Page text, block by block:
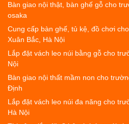
Bàn giao nội thật, bàn ghế gỗ cho
osaka
Cung cấp bàn ghế, tủ kệ, đồ chơi
Xuân Bắc, Hà Nội
Lắp đặt vách leo núi bằng gỗ cho
Nội
Bàn giao nội thất mầm non cho
Định
Lắp đặt vách leo núi đa năng cho
Hà Nội